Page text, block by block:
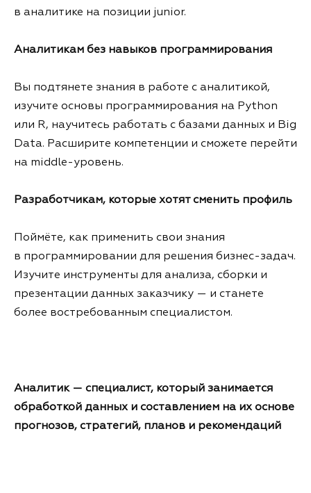
в аналитике на позиции junior.
Аналитикам без навыков программирования
Вы подтянете знания в работе с аналитикой,
изучите основы программирования на Python
или R, научитесь работать с базами данных и Big
Data. Расширите компетенции и сможете перейти
на middle-уровень.
Разработчикам, которые хотят сменить профиль
Поймёте, как применить свои знания
в программировании для решения бизнес-задач.
Изучите инструменты для анализа, сборки и
презентации данных заказчику — и станете
более востребованным специалистом.
Аналитик — специалист, который занимается
обработкой данных и составлением на их основе
прогнозов, стратегий, планов и рекомендаций